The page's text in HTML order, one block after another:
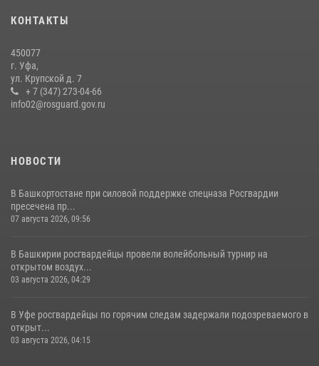
В Башкортостане спецподразделения Росгвардии отработали
навыки беспарашютного десантирования
28 июля 2026, 11:10
КОНТАКТЫ
450077
г. Уфа,
ул. Крупской д. 7
+ 7 (347) 273-04-66
info02@rosguard.gov.ru
НОВОСТИ
В Башкортостане при силовой поддержке спецназа Росгвардии
пресечена пр...
07 августа 2026, 09:56
В Башкирии росгвардейцы провели волейбольный турнир на
открытом воздух...
03 августа 2026, 04:29
В Уфе росгвардейцы по горячим следам задержали подозреваемого в
открыт...
03 августа 2026, 04:15